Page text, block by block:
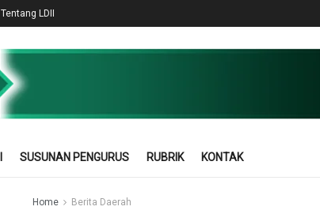
Tentang LDII
SUSUNAN PENGURUS RUBRIK KONTAK
Home Berita Daerah